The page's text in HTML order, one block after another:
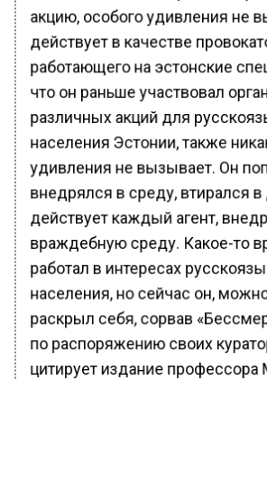
акцию, особого удивления не
действует в качестве
работающего на эстонские
что он раньше участвовал
различных акций для
населения Эстонии, также
удивления не вызывает. Он
внедрялся в среду, втирался
действует каждый агент,
враждебную среду. Какое-то
работал в интересах
населения, но сейчас он,
раскрыл себя, сорвав
по распоряжению своих
цитирует издание